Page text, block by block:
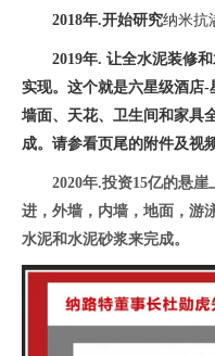
2018年.开始研究纳米抗
2019年. 让全水泥装修
实现。这个就是六星级酒店-
墙面、天花、卫生间和家具
成。请参看页尾的附件及视频
2020年.投资15亿的悬
进，外墙，内墙，地面，游
水泥和水泥砂浆来完成。